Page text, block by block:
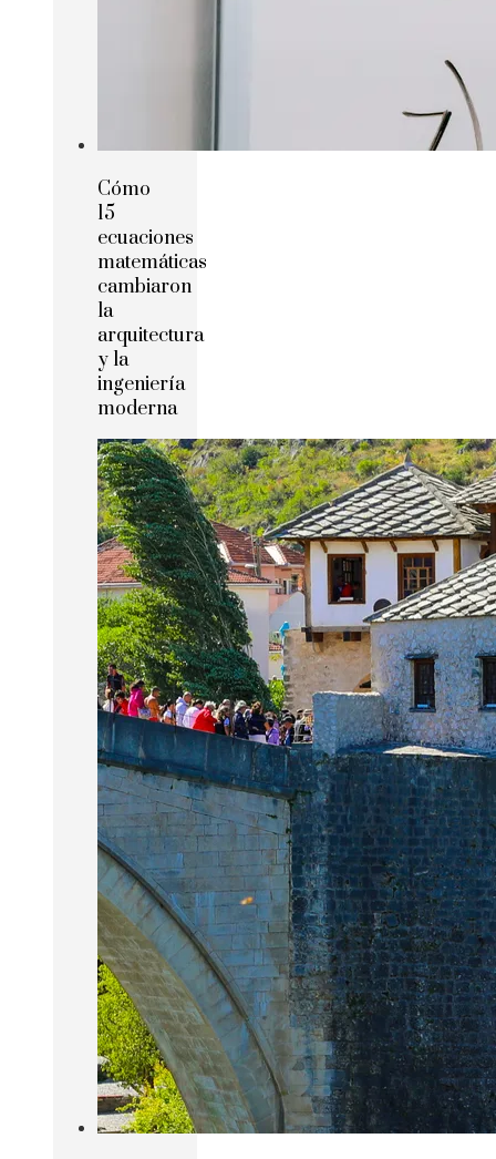
Cómo
15
ecuaciones
matemáticas
cambiaron
la
arquitectura
y la
ingeniería
moderna